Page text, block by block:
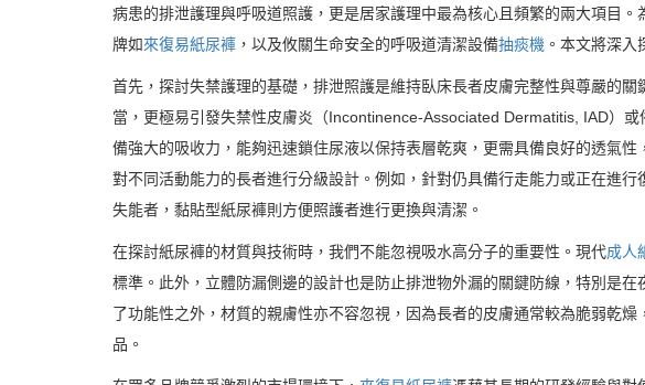
病患的排泄護理與呼吸道照護，更是居家護理中最為核心且頻繁的兩大項目
牌如來復易紙尿褲 ，以及攸關生命安全的呼吸道清潔設備抽痰機 。本文將深
首先，探討失禁護理的基礎，排泄照護是維持臥床長者皮膚完整性與尊嚴的
當，更極易引發失禁性皮膚炎（Incontinence-Associated Dermatitis, IAD）
備強大的吸收力，能夠迅速鎖住尿液以保持表層乾爽，更需具備良好的透氣
對不同活動能力的長者進行分級設計。例如，針對仍具備行走能力或正在進
失能者，黏貼型紙尿褲則方便照護者進行更換與清潔。
在探討紙尿褲的材質與技術時，我們不能忽視吸水高分子的重要性。現代成人
標準。此外，立體防漏側邊的設計也是防止排泄物外漏的關鍵防線，特別是
了功能性之外，材質的親膚性亦不容忽視，因為長者的皮膚通常較為脆弱乾
品。